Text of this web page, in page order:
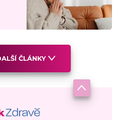
ČLÁNKY